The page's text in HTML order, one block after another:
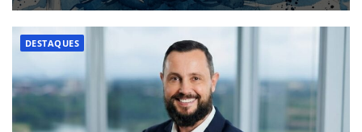
DESTAQUES